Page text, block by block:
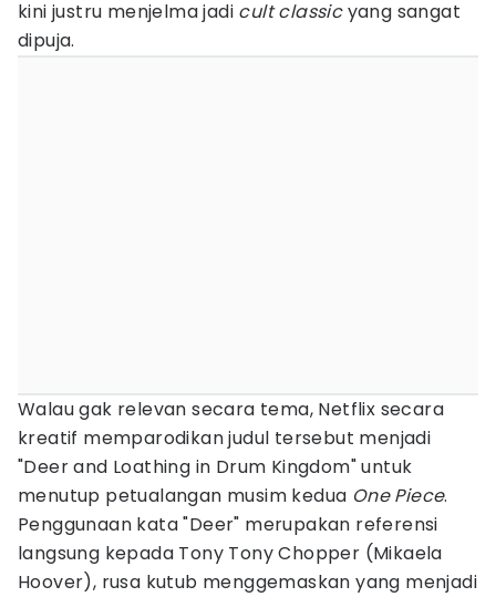
kini justru menjelma jadi cult classicyang sangat
dipuja.
Walau gak relevan secara tema, Netflix secara
kreatif memparodikan judul tersebut menjadi
"Deer and Loathing in Drum Kingdom" untuk
menutup petualangan musim kedua One Piece.
Penggunaan kata "Deer" merupakan referensi
langsung kepada Tony Tony Chopper (Mikaela
Hoover), rusa kutub menggemaskan yang menjadi